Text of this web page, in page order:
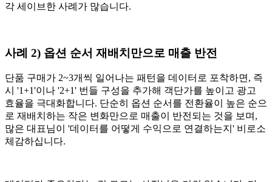
각 세이브한 사례가 많습니다.
사례 2) 옵션 순서 재배치만으로 매출 반전
단품 구매가 2~3개씩 일어나는 패턴을 데이터로 포착하면, 즉
시 '1+1'이나 '2+1' 번들 구성을 추가해 객단가를 높이고 광고
효율을 극대화합니다. 단순히 옵션 순서를 전환율이 높은 순으
로 재배치하는 작은 변화만으로 매출이 반전되는 것을 보며,
많은 대표님이 '데이터를 어떻게 수익으로 연결하는지' 비로소
체감하십니다.